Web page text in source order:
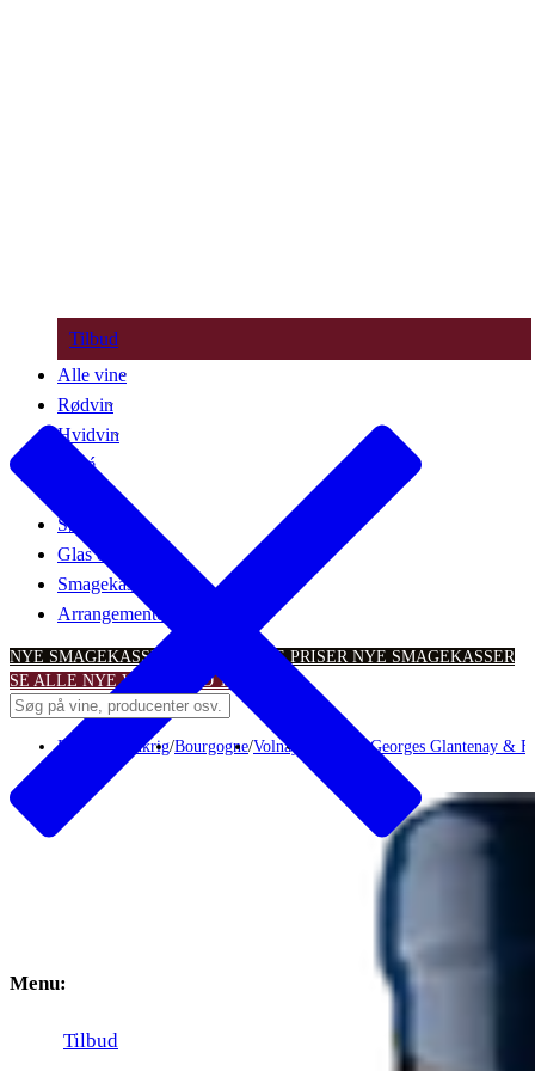
Menu:
Tilbud
Tilbud
Alle vine
Rødvin
Hvidvin
Rosé
Søde vine
Glas & tilbehør
Smagekasser
Arrangementer
NYE SMAGEKASSER – TIL SKARPE PRISER NYE SMAGEKASSER
SE ALLE NYE VINTILBUDTILBUD
Rødvin Frankrig/Bourgogne/Volnay Domaine Georges Glantenay &